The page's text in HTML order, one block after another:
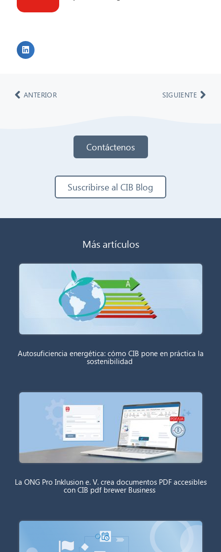
ANTERIOR SIGUIENTE
Contáctenos
Suscribirse al CIB Blog
Más artículos
Autosuficiencia energética: cómo CIB pone en práctica la
sostenibilidad
La ONG Pro Inklusion e. V. crea documentos PDF accesibles
con CIB pdf brewer Business